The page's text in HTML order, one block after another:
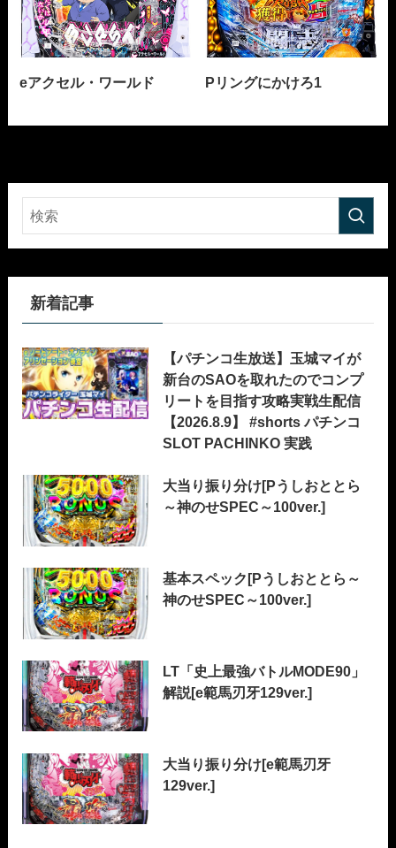
eアクセル・ワールド Pリングにかけろ1
新着記事
【パチンコ生放送】玉城マイが
新台のSAOを取れたのでコンプ
リートを目指す攻略実戦生配信
【2026.8.9】 #shorts パチンコ
SLOT PACHINKO 実践
大当り振り分け[Pうしおととら
～神のせSPEC～100ver.]
基本スペック[Pうしおととら～
神のせSPEC～100ver.]
LT「史上最強バトルMODE90」
解説[e範馬刃牙129ver.]
大当り振り分け[e範馬刃牙
129ver.]